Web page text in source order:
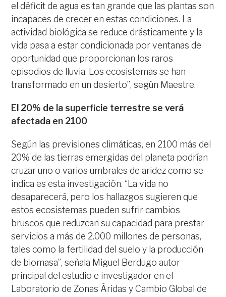
el déficit de agua es tan grande que las plantas son
incapaces de crecer en estas condiciones. La
actividad biológica se reduce drásticamente y la
vida pasa a estar condicionada por ventanas de
oportunidad que proporcionan los raros
episodios de lluvia. Los ecosistemas se han
transformado en un desierto”, según Maestre.
El 20% de la superficie terrestre se verá
afectada en 2100
Según las previsiones climáticas, en 2100 más del
20% de las tierras emergidas del planeta podrían
cruzar uno o varios umbrales de aridez como se
indica es esta investigación. “La vida no
desaparecerá, pero los hallazgos sugieren que
estos ecosistemas pueden sufrir cambios
bruscos que reduzcan su capacidad para prestar
servicios a más de 2.000 millones de personas,
tales como la fertilidad del suelo y la producción
de biomasa”, señala Miguel Berdugo autor
principal del estudio e investigador en el
Laboratorio de Zonas Áridas y Cambio Global de